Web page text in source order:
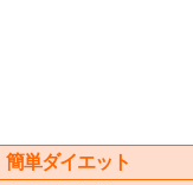
簡単ダイエット